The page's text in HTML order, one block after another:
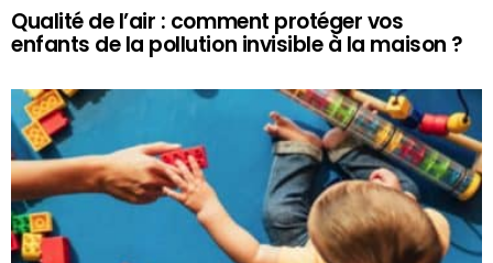
Qualité de l’air : comment protéger vos
enfants de la pollution invisible à la maison ?